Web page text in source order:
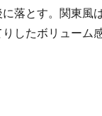
落とす。関東風
したボリューム